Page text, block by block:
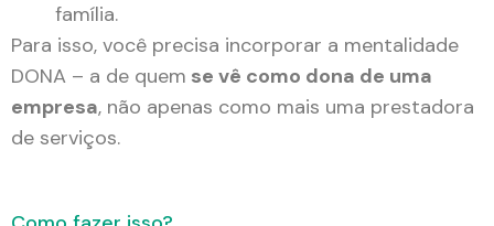
família.
Para isso, você precisa incorporar a mentalidade
DONA – a de quem se vê como dona de uma
empresa, não apenas como mais uma prestadora
de serviços.